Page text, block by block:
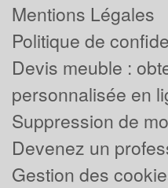
Mentions Légales
Politique de
Devis meuble :
personnalisée en
Suppression de
Devenez un
Gestion des